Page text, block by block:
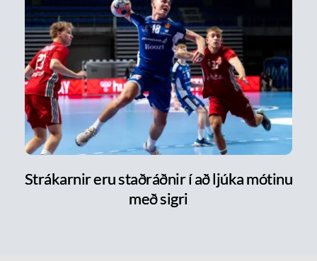
Strákarnir eru staðráðnir í að ljúka mótinu
með sigri